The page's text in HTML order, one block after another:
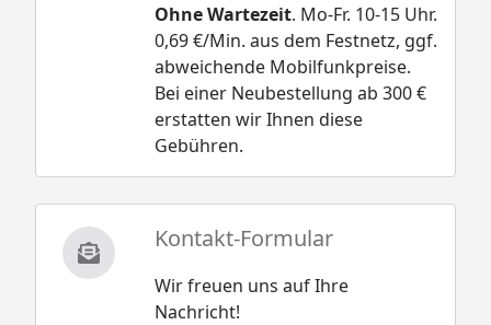
Ohne Wartezeit. Mo-Fr. 10-15 Uhr.
0,69 €/Min. aus dem Festnetz, ggf.
abweichende Mobilfunkpreise.
Bei einer Neubestellung ab 300 €
erstatten wir Ihnen diese
Gebühren.
Kontakt-Formular
Wir freuen uns auf Ihre
Nachricht!